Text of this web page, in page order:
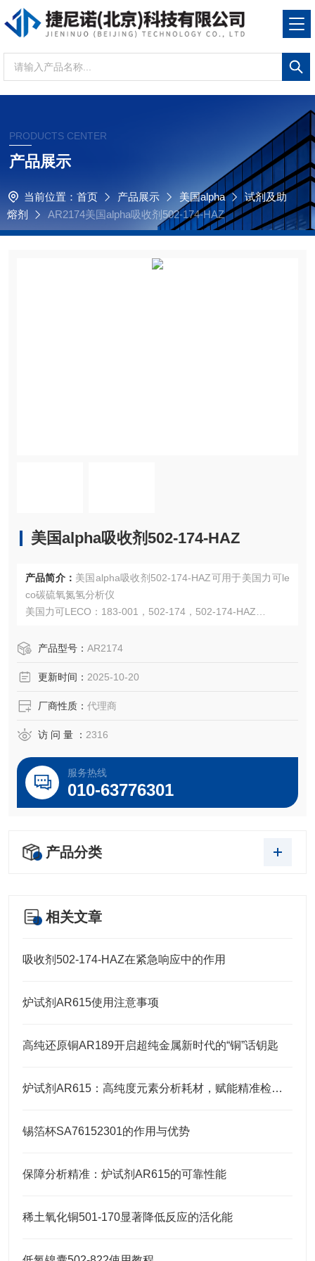
PRODUCTS CENTER
产品展示
当前位置： 首页 产品展示 美国alpha
试剂及助
熔剂
AR2174美国alpha吸收剂502-174-HAZ
美国alpha吸收剂502-174-HAZ
产品简介： 美国alpha吸收剂502-174-HAZ可用于美国力可le
co碳硫氧氮氢分析仪
美国力可LECO：183-001，502-174，502-174-HAZ
OEM厂商；我们提供的所有产品都是高质量高性价的，适用
产品型号： AR2174
更新时间： 2025-10-20
厂商性质： 代理商
访 问 量 ： 2316
服务热线
010-63776301
产品分类
相关文章
吸收剂502-174-HAZ在紧急响应中的作用
炉试剂AR615使用注意事项
高纯还原铜AR189开启超纯金属新时代的“铜”话钥匙
炉试剂AR615：高纯度元素分析耗材，赋能精准检测高效推进
锡箔杯SA76152301的作用与优势
保障分析精准：炉试剂AR615的可靠性能
稀土氧化铜501-170显著降低反应的活化能